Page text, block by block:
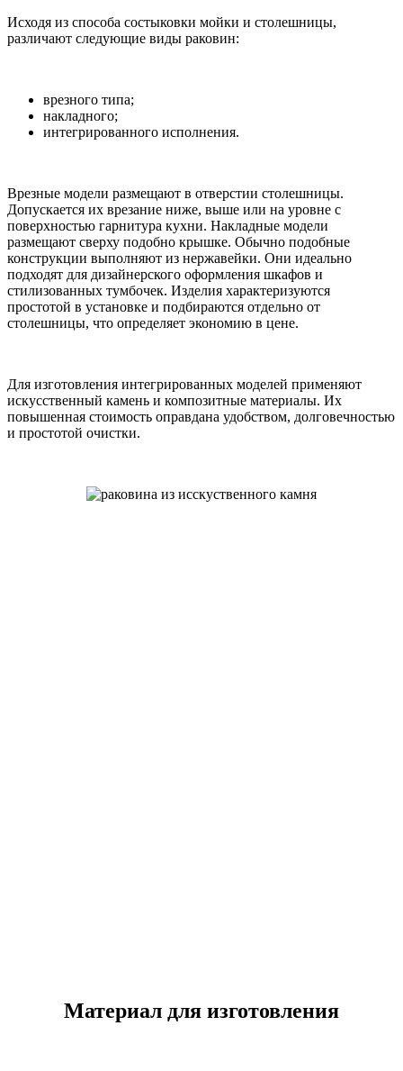
Исходя из способа состыковки мойки и столешницы,
различают следующие виды раковин:
врезного типа;
накладного;
интегрированного исполнения.
Врезные модели размещают в отверстии столешницы.
Допускается их врезание ниже, выше или на уровне с
поверхностью гарнитура кухни. Накладные модели
размещают сверху подобно крышке. Обычно подобные
конструкции выполняют из нержавейки. Они идеально
подходят для дизайнерского оформления шкафов и
стилизованных тумбочек. Изделия характеризуются
простотой в установке и подбираются отдельно от
столешницы, что определяет экономию в цене.
Для изготовления интегрированных моделей применяют
искусственный камень и композитные материалы. Их
повышенная стоимость оправдана удобством, долговечностью
и простотой очистки.
Материал для изготовления